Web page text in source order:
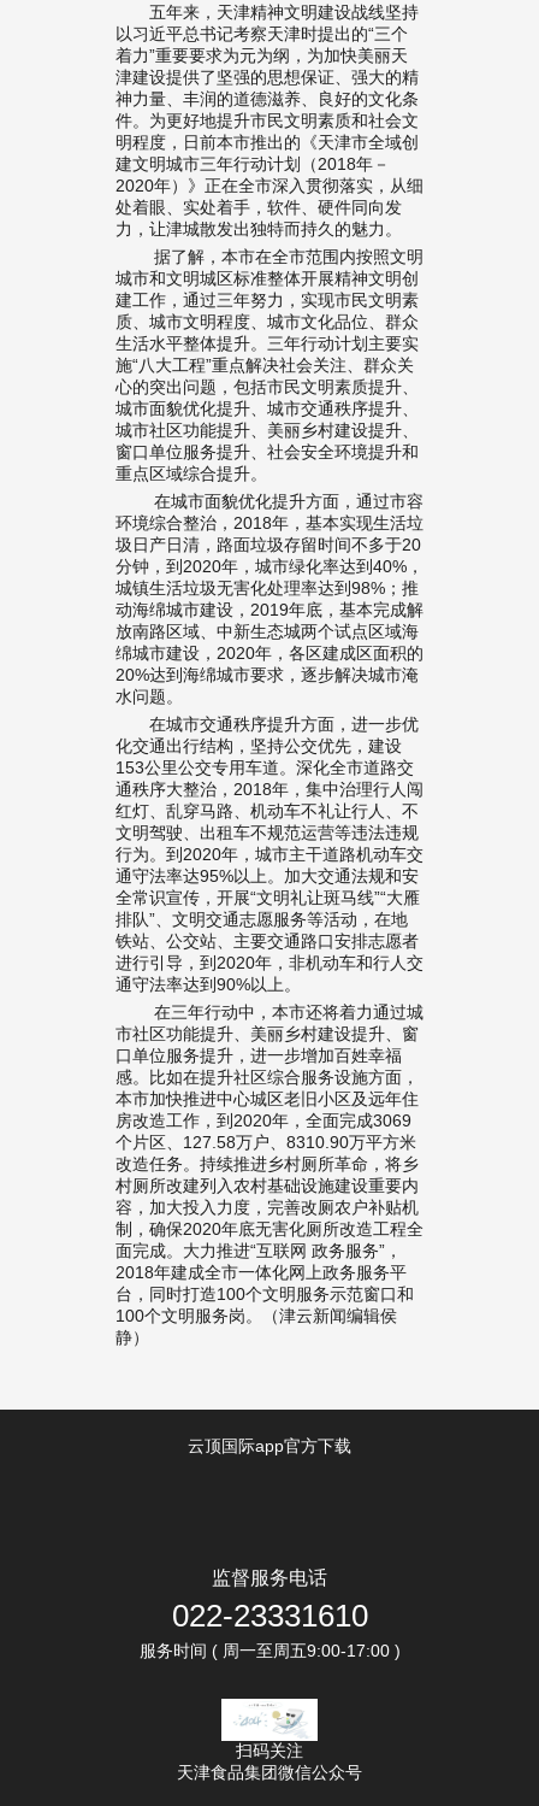
五年来，天津精神文明建设战线坚持
以习近平总书记考察天津时提出的“三个
着力”重要要求为元为纲，为加快美丽天
津建设提供了坚强的思想保证、强大的精
神力量、丰润的道德滋养、良好的文化条
件。为更好地提升市民文明素质和社会文
明程度，日前本市推出的《天津市全域创
建文明城市三年行动计划（2018年－
2020年）》正在全市深入贯彻落实，从细
处着眼、实处着手，软件、硬件同向发
力，让津城散发出独特而持久的魅力。
据了解，本市在全市范围内按照文明
城市和文明城区标准整体开展精神文明创
建工作，通过三年努力，实现市民文明素
质、城市文明程度、城市文化品位、群众
生活水平整体提升。三年行动计划主要实
施“八大工程”重点解决社会关注、群众关
心的突出问题，包括市民文明素质提升、
城市面貌优化提升、城市交通秩序提升、
城市社区功能提升、美丽乡村建设提升、
窗口单位服务提升、社会安全环境提升和
重点区域综合提升。
在城市面貌优化提升方面，通过市容
环境综合整治，2018年，基本实现生活垃
圾日产日清，路面垃圾存留时间不多于20
分钟，到2020年，城市绿化率达到40%，
城镇生活垃圾无害化处理率达到98%；推
动海绵城市建设，2019年底，基本完成解
放南路区域、中新生态城两个试点区域海
绵城市建设，2020年，各区建成区面积的
20%达到海绵城市要求，逐步解决城市淹
水问题。
在城市交通秩序提升方面，进一步优
化交通出行结构，坚持公交优先，建设
153公里公交专用车道。深化全市道路交
通秩序大整治，2018年，集中治理行人闯
红灯、乱穿马路、机动车不礼让行人、不
文明驾驶、出租车不规范运营等违法违规
行为。到2020年，城市主干道路机动车交
通守法率达95%以上。加大交通法规和安
全常识宣传，开展“文明礼让斑马线”“大雁
排队”、文明交通志愿服务等活动，在地
铁站、公交站、主要交通路口安排志愿者
进行引导，到2020年，非机动车和行人交
通守法率达到90%以上。
在三年行动中，本市还将着力通过城
市社区功能提升、美丽乡村建设提升、窗
口单位服务提升，进一步增加百姓幸福
感。比如在提升社区综合服务设施方面，
本市加快推进中心城区老旧小区及远年住
房改造工作，到2020年，全面完成3069
个片区、127.58万户、8310.90万平方米
改造任务。持续推进乡村厕所革命，将乡
村厕所改建列入农村基础设施建设重要内
容，加大投入力度，完善改厕农户补贴机
制，确保2020年底无害化厕所改造工程全
面完成。大力推进“互联网 政务服务”，
2018年建成全市一体化网上政务服务平
台，同时打造100个文明服务示范窗口和
100个文明服务岗。（津云新闻编辑侯
静）
云顶国际app官方下载
监督服务电话
022-23331610
服务时间 ( 周一至周五9:00-17:00 )
扫码关注
天津食品集团微信公众号